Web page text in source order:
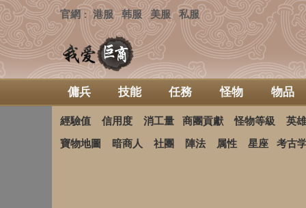
官網 ：港服 韩服 美服 私服
傭兵 技能 任務 怪物 物品
經驗值 信用度 消工量 商團貢獻 怪物等級 英
寶物地圖 暗商人 社團 陣法 属性 星座 考古